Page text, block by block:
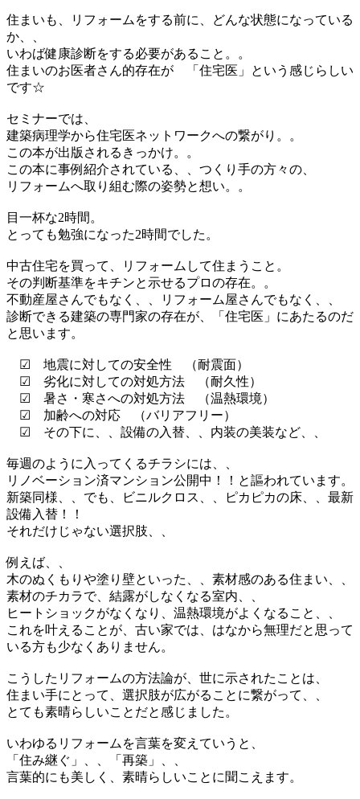
住まいも、リフォームをする前に、どんな状態になっている
か、、
いわば健康診断をする必要があること。。
住まいのお医者さん的存在が 「住宅医」という感じらしい
です☆
セミナーでは、
建築病理学から住宅医ネットワークへの繋がり。。
この本が出版されるきっかけ。。
この本に事例紹介されている、、つくり手の方々の、
リフォームへ取り組む際の姿勢と想い。。
目一杯な2時間。
とっても勉強になった2時間でした。
中古住宅を買って、リフォームして住まうこと。
その判断基準をキチンと示せるプロの存在。。
不動産屋さんでもなく、、リフォーム屋さんでもなく、、
診断できる建築の専門家の存在が、「住宅医」にあたるのだ
と思います。
☑ 地震に対しての安全性 （耐震面）
☑ 劣化に対しての対処方法 （耐久性）
☑ 暑さ・寒さへの対処方法 （温熱環境）
☑ 加齢への対応 （バリアフリー）
☑ その下に、、設備の入替、、内装の美装など、、
毎週のように入ってくるチラシには、、
リノベーション済マンション公開中！！と謳われています。
新築同様、、でも、ビニルクロス、、ピカピカの床、、最新
設備入替！！
それだけじゃない選択肢、、
例えば、、
木のぬくもりや塗り壁といった、、素材感のある住まい、、
素材のチカラで、結露がしなくなる室内、、
ヒートショックがなくなり、温熱環境がよくなること、、
これを叶えることが、古い家では、はなから無理だと思って
いる方も少なくありません。
こうしたリフォームの方法論が、世に示されたことは、
住まい手にとって、選択肢が広がることに繋がって、、
とても素晴らしいことだと感じました。
いわゆるリフォームを言葉を変えていうと、
「住み継ぐ」、、「再築」、、
言葉的にも美しく、素晴らしいことに聞こえます。